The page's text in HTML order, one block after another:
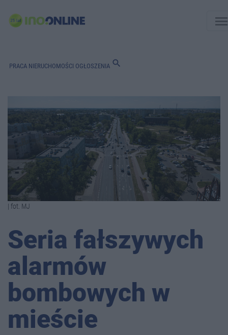
PRACA NIERUCHOMOŚCI OGŁOSZENIA search
| fot. MJ
Seria fałszywych
alarmów
bombowych w
mieście